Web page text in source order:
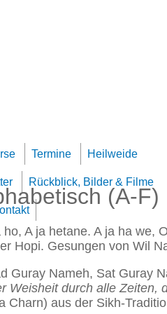
Termine Heilweide
Rückblick, Bilder & Filme
(A-F)
ho, A ja hetane. A ja ha we,
Hopi. Gesungen von Wil
Guray Nameh, Sat Guray
Weisheit durch alle
Charn) aus der Sikh-